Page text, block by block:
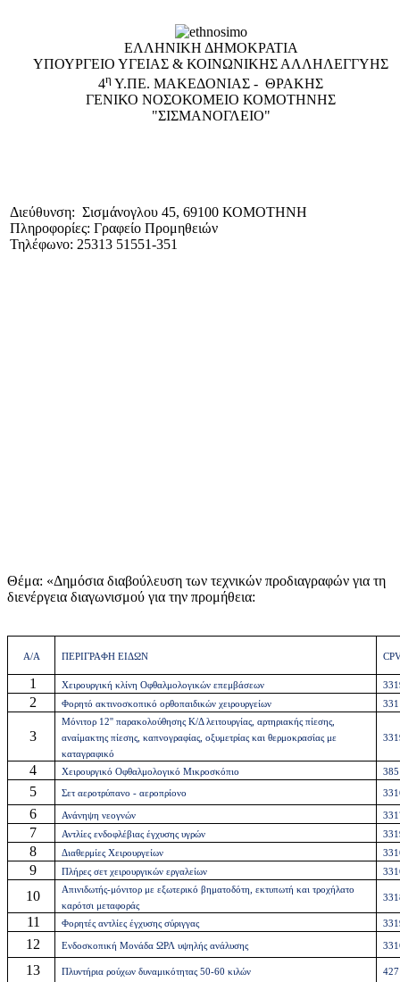
ΕΛΛΗΝΙΚΗ ΔΗΜΟΚΡΑΤΙΑ
ΥΠΟΥΡΓΕΙΟ ΥΓΕΙΑΣ & ΚΟΙΝΩΝΙΚΗΣ ΑΛΛΗΛΕΓΓΥΗΣ
4η Υ.ΠΕ. ΜΑΚΕΔΟΝΙΑΣ - ΘΡΑΚΗΣ
ΓΕΝΙΚΟ NΟΣΟΚΟΜΕΙΟ ΚΟΜΟΤΗΝΗΣ
"ΣΙΣΜΑΝΟΓΛΕΙΟ"
Διεύθυνση: Σισμάνογλου 45, 69100 ΚΟΜΟΤΗΝΗ
Πληροφορίες: Γραφείο Προμηθειών
Τηλέφωνο: 25313 51551-351
Θέμα: «Δημόσια διαβούλευση των τεχνικών προδιαγραφών για τη
διενέργεια διαγωνισμού για την προμήθεια:
Α/Α ΠΕΡΙΓΡΑΦΗ ΕΙΔΩΝ
1 Χειρουργική κλίνη Οφθαλμολογικών επεμβάσεων
2 Φορητό ακτινοσκοπικό ορθοπαιδικών χειρουργείων
3
Μόνιτορ 12'' παρακολούθησης Κ/Δ λειτουργίας, αρτηριακής πίεσης,
αναίμακτης πίεσης, καπνογραφίας, οξυμετρίας και θερμοκρασίας με
καταγραφικό
4 Χειρουργικό Οφθαλμολογικό Μικροσκόπιο
5 Σετ αεροτρύπανο - αεροπρίονο
6 Ανάνηψη νεογνών
7 Αντλίες ενδοφλέβιας έγχυσης υγρών
8 Διαθερμίες Χειρουργείων
9 Πλήρες σετ χειρουργικών εργαλείων
10
Απινιδωτής-μόνιτορ με εξωτερικό βηματοδότη, εκτυπωτή και τροχήλατο
καρότσι μεταφοράς
11 Φορητές αντλίες έγχυσης σύριγγας
12 Ενδοσκοπική Μονάδα ΩΡΛ υψηλής ανάλυσης
13 Πλυντήρια ρούχων δυναμικότητας 50-60 κιλών